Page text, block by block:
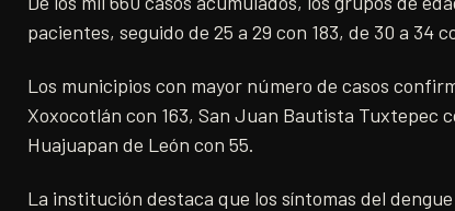
pacientes, seguido de 25 a 29 con 183, de 30 a 34
Los municipios con mayor número de casos
Xoxocotlán con 163, San Juan Bautista Tuxtepec
Huajuapan de León con 55.
La institución destaca que los síntomas del